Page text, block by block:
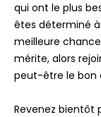
qui ont le plus
êtes déterminé
meilleure chance
mérite, alors
peut-être le bon
Revenez bientôt